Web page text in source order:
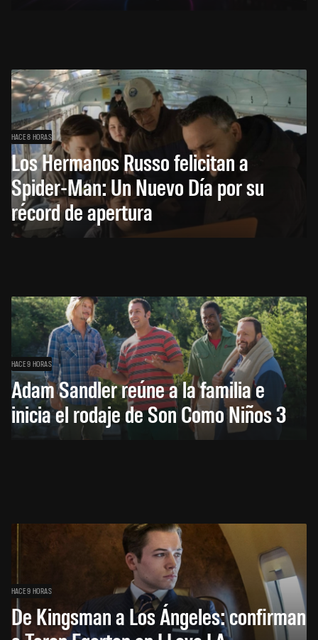
HACE 8 HORAS
Los Hermanos Russo felicitan a
Spider-Man: Un Nuevo Día por su
récord de apertura
HACE 9 HORAS
Adam Sandler reúne a la familia e
inicia el rodaje de Son Como Niños 3
HACE 9 HORAS
De Kingsman a Los Ángeles: confirman